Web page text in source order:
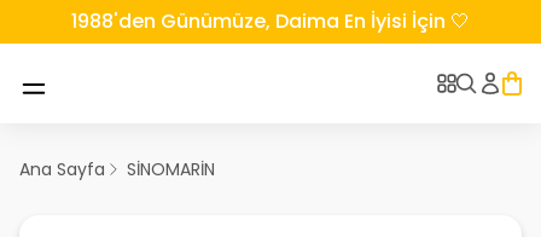
1988'den Günümüze, Daima En İyisi İçin 🤍
Ana Sayfa SİNOMARİN